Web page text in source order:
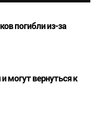
погибли из-за
могут вернуться к